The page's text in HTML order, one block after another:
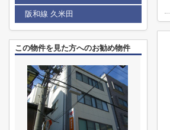
阪和線 久米田
この物件を見た方へのお勧め物件